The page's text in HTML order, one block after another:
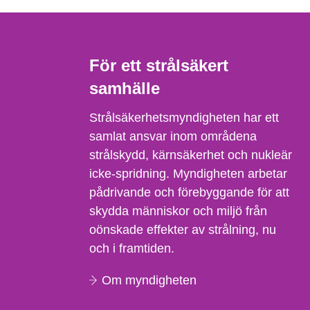
För ett strålsäkert
samhälle
Strålsäkerhetsmyndigheten har ett
samlat ansvar inom områdena
strålskydd, kärnsäkerhet och nukleär
icke-spridning. Myndigheten arbetar
pådrivande och förebyggande för att
skydda människor och miljö från
oönskade effekter av strålning, nu
och i framtiden.
Om myndigheten